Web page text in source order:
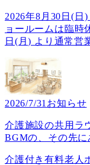
2026年8月30日(日
ョールームは臨時
日(月) より通常営
2026/7/31 お知らせ
介護施設の共用ラ
BGMの、その先に
介護付き有料老人